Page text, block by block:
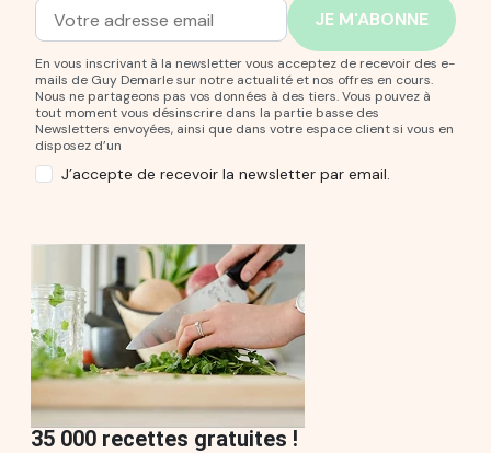
Adresse mail
Entrez votre adresse mail pour vous abonner à notre
En vous inscrivant à la newsletter vous acceptez de recevoir des e-
mails de Guy Demarle sur notre actualité et nos offres en cours.
Nous ne partageons pas vos données à des tiers. Vous pouvez à
tout moment vous désinscrire dans la partie basse des
Newsletters envoyées, ainsi que dans votre espace client si vous en
disposez d’un
J’accepte de recevoir la newsletter par email.
35 000 recettes gratuites !